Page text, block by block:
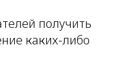
получить
каких-либо